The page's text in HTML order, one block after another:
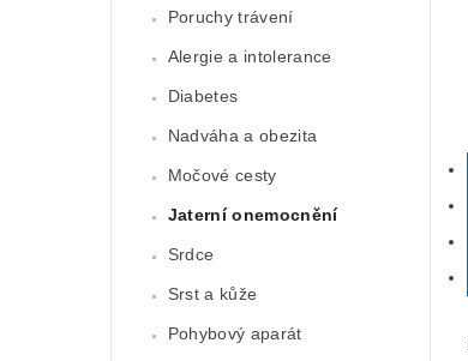
Poruchy trávení
Alergie a intolerance
Diabetes
Nadváha a obezita
Močové cesty
Jaterní onemocnění
Srdce
Srst a kůže
Pohybový aparát